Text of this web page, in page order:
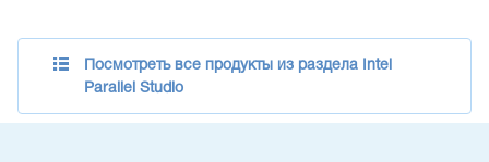
Посмотреть все продукты из раздела Intel
Parallel Studio